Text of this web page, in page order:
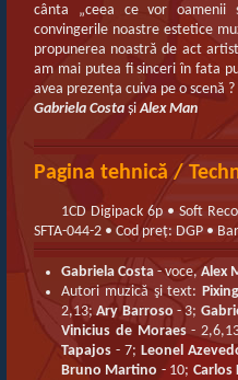
cânta „ceea ce vor
convingerile noastre estetice
propunerea noastră de act
am mai putea fi sinceri în fata
avea prezenţa cuiva pe o scenă ?
Gabriela Costa şiAlex Man
Pagina tehnică /
1CD Digipack 6p • Soft
SFTA-044-2 • Cod preț: DGP •
Gabriela Costa - voce,Alex
Autori muzică şi text:
2,13;Ary Barroso - 3;
Vinicius de Moraes-
Tapajos - 7;Leonel
Bruno Martino - 10; Carlos